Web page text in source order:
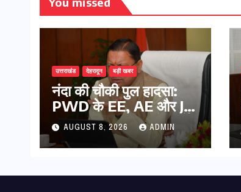
उत्तराखंड देहरादून बड़ी खबर
नंदा की चौकी पुल हादसा:
PWD के EE, AE और JE
निलंबित, सीएम धामी के निर्देश
पर सख्त कार्रवाई
AUGUST 8, 2026 ADMIN